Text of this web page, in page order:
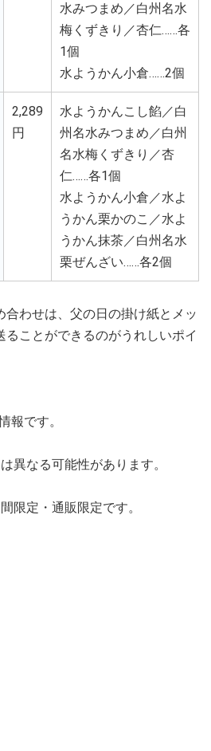
水みつまめ／白州名水
梅くずきり／杏仁……各
1個
水ようかん小倉……2個
2,289
円
水ようかんこし餡／白
州名水みつまめ／白州
名水梅くずきり／杏
仁……各1個
水ようかん小倉／水よ
うかん栗かのこ／水よ
うかん抹茶／白州名水
栗ぜんざい……各2個
わせは、父の日の掛け紙とメッ
ることができるのがうれしいポイ
報です。
異なる可能性があります。
限定・通販限定です。